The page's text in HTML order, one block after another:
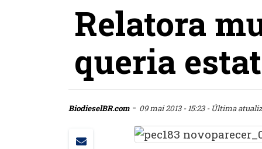
Relatora
queria
BiodieselBR.com- 09 mai 2013 - 15:23 - Última